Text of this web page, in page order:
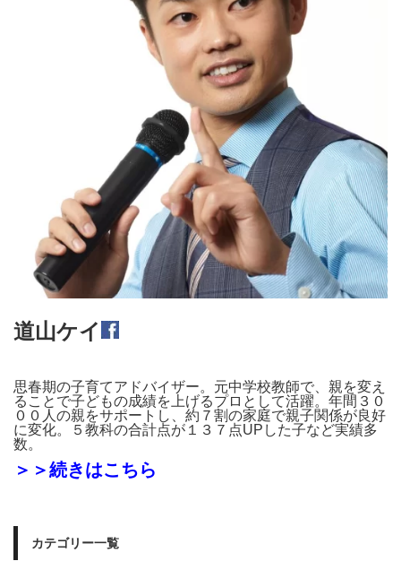
道山ケイ
思春期の子育てアドバイザー。元中学校教師で、親を変え
ることで子どもの成績を上げるプロとして活躍。年間３０
００人の親をサポートし、約７割の家庭で親子関係が良好
に変化。５教科の合計点が１３７点UPした子など実績多
数。
＞＞続きはこちら
カテゴリー一覧